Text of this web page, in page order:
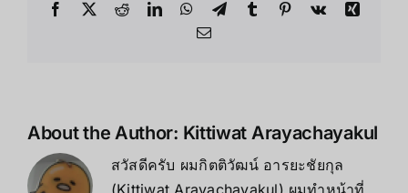
Facebook
X RedditLinkedInWhatsApp
TelegramTumblr Pinterest
Vk
Xing
Email
About the Author: Kittiwat Arayachayakul
สวัสดีครับ ผมกิตติวัฒน์ อารยะชัยกุล